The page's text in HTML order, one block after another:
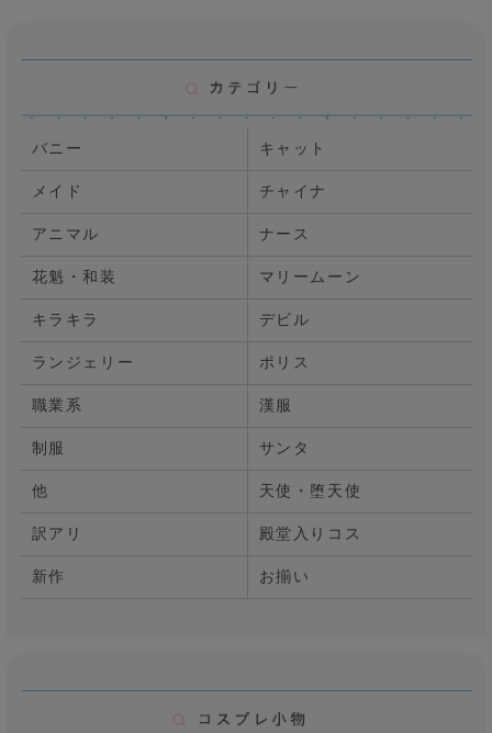
バニー
キャット
メイド
チャイナ
アニマル
ナース
花魁・和装
マリームーン
キラキラ
デビル
ランジェリー
ポリス
職業系
漢服
制服
サンタ
他
天使・堕天使
訳アリ
殿堂入りコス
新作
お揃い